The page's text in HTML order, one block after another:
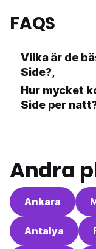
FAQS
Vilka är de
Side?,
Hur mycket
Side per
Andra
Ankara
Antalya